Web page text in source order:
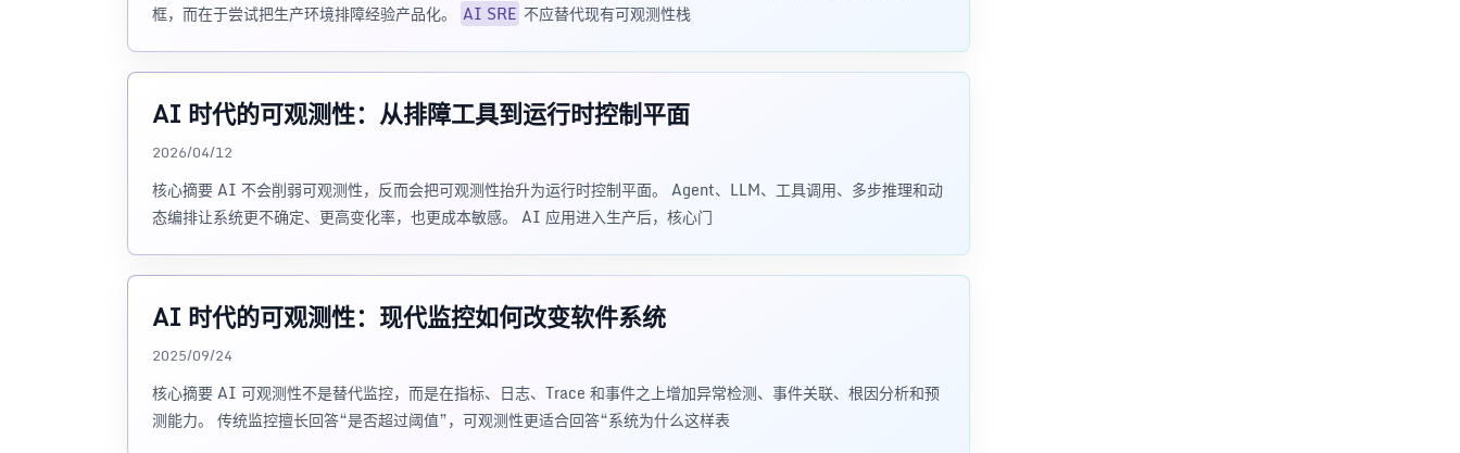
框，而在于尝试把生产环境排障经验产品化。 AI SRE 不应替代现有可观测性栈
AI 时代的可观测性：从排障工具到运行时控制平面
2026/04/12
核心摘要 AI 不会削弱可观测性，反而会把可观测性抬升为运行时控制平面。 Agent、LLM、工具调用、多步推理和动
态编排让系统更不确定、更高变化率，也更成本敏感。 AI 应用进入生产后，核心门
AI 时代的可观测性：现代监控如何改变软件系统
2025/09/24
核心摘要 AI 可观测性不是替代监控，而是在指标、日志、Trace 和事件之上增加异常检测、事件关联、根因分析和预
测能力。 传统监控擅长回答“是否超过阈值”，可观测性更适合回答“系统为什么这样表